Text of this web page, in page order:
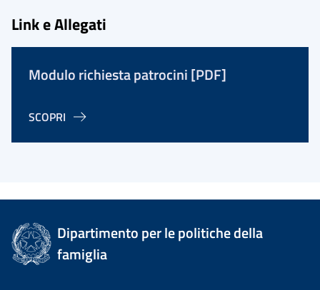
Link e Allegati
Modulo richiesta patrocini [PDF]
SCOPRI
Dipartimento per le politiche della
famiglia